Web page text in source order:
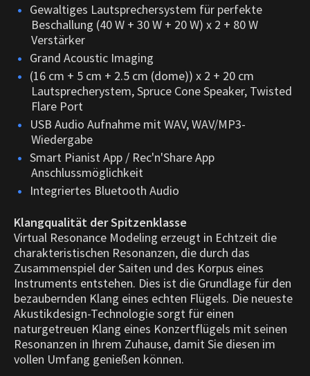
Gewaltiges Lautsprechersystem für perfekte
Beschallung (40 W + 30 W + 20 W) x 2 + 80 W
Verstärker
Grand Acoustic Imaging
(16 cm + 5 cm + 2.5 cm (dome)) x 2 + 20 cm
Lautsprecherystem, Spruce Cone Speaker, Twisted
Flare Port
USB Audio Aufnahme mit WAV, WAV/MP3-
Wiedergabe
Smart Pianist App / Rec'n'Share App
Anschlussmöglichkeit
Integriertes Bluetooth Audio
Klangqualität der Spitzenklasse
Virtual Resonance Modeling erzeugt in Echtzeit die
charakteristischen Resonanzen, die durch das
Zusammenspiel der Saiten und des Korpus eines
Instruments entstehen. Dies ist die Grundlage für den
bezaubernden Klang eines echten Flügels. Die neueste
Akustikdesign-Technologie sorgt für einen
naturgetreuen Klang eines Konzertflügels mit seinen
Resonanzen in Ihrem Zuhause, damit Sie diesen im
vollen Umfang genießen können.